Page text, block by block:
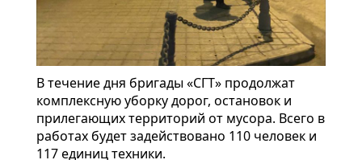
В течение дня бригады «СГТ» продолжат
комплексную уборку дорог, остановок и
прилегающих территорий от мусора. Всего в
работах будет задействовано 110 человек и
117 единиц техники.